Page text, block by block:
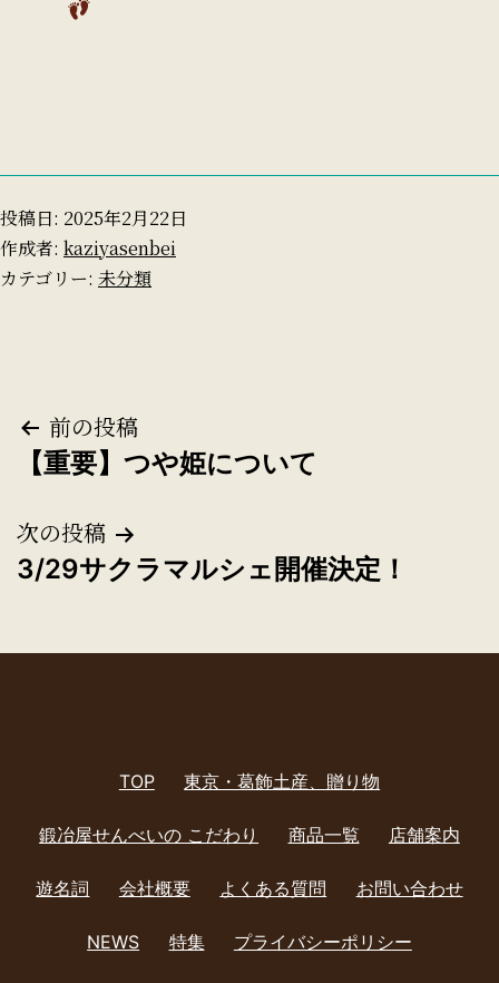
投稿日: 2025年2月22日
作成者: kaziyasenbei
カテゴリー: 未分類
投
稿
ナ
ビ
ゲ
ン
前の投稿
【重要】つや姫について
次の投稿
3/29サクラマルシェ開催決定！
TOP 東京・葛飾土産、贈り物
鍛冶屋せんべいの こだわり 商品一覧 店舗案内
遊名詞 会社概要 よくある質問 お問い合わせ
NEWS 特集 プライバシーポリシー